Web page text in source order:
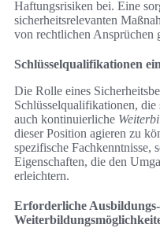
Haftungsrisiken bei. Eine
sicherheitsrelevanten
von rechtlichen Ansprüchen
Schlüsselqualifikationen
Die Rolle eines
Schlüsselqualifikationen,
auch kontinuierliche
dieser Position agieren zu
spezifische Fachkenntnisse,
Eigenschaften, die den
erleichtern.
Erforderliche